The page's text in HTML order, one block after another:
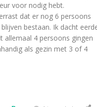
voor nodig hebt.
dat er nog 6 persoons
bestaan. Ik dacht
allemaal 4 persoons gingen
als gezin met 3 of 4